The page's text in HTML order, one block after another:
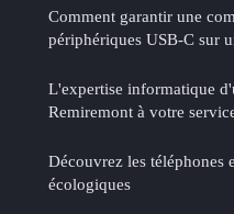
Comment garantir une
périphériques USB-C sur
L'expertise informatique
Remiremont à votre
Découvrez les téléphones
écologiques